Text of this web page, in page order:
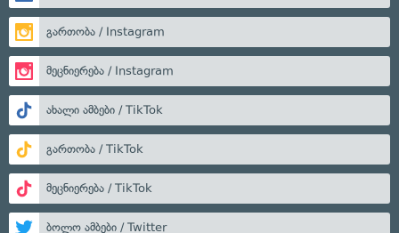
გართობა / Instagram
მეცნიერება / Instagram
ახალი ამბები / TikTok
გართობა / TikTok
მეცნიერება / TikTok
ბოლო ამბები / Twitter